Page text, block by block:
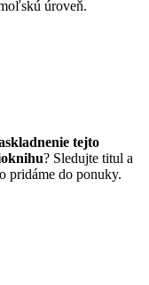
úroveň.
tejto
? Sledujte titul a
pridáme do ponuky.